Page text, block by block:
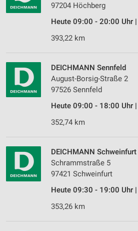
97204 Höchberg
Heute 09:00 - 20:00 Uhr |
393,22 km
DEICHMANN Sennfeld
August-Borsig-Straße 2
97526 Sennfeld
Heute 09:00 - 18:00 Uhr |
352,74 km
DEICHMANN Schweinfurt
Schrammstraße 5
97421 Schweinfurt
Heute 09:30 - 19:00 Uhr |
353,26 km